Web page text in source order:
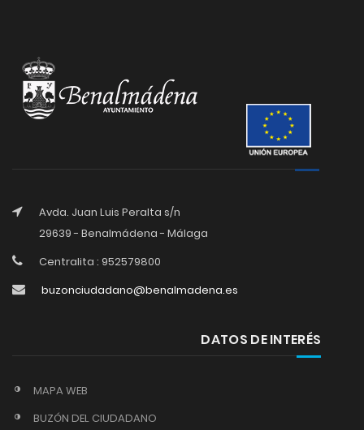
Avda. Juan Luis Peralta s/n
29639 - Benalmádena - Málaga
Centralita : 952579800
buzonciudadano@benalmadena.es
DATOS DE INTERÉS
MAPA WEB
BUZÓN DEL CIUDADANO